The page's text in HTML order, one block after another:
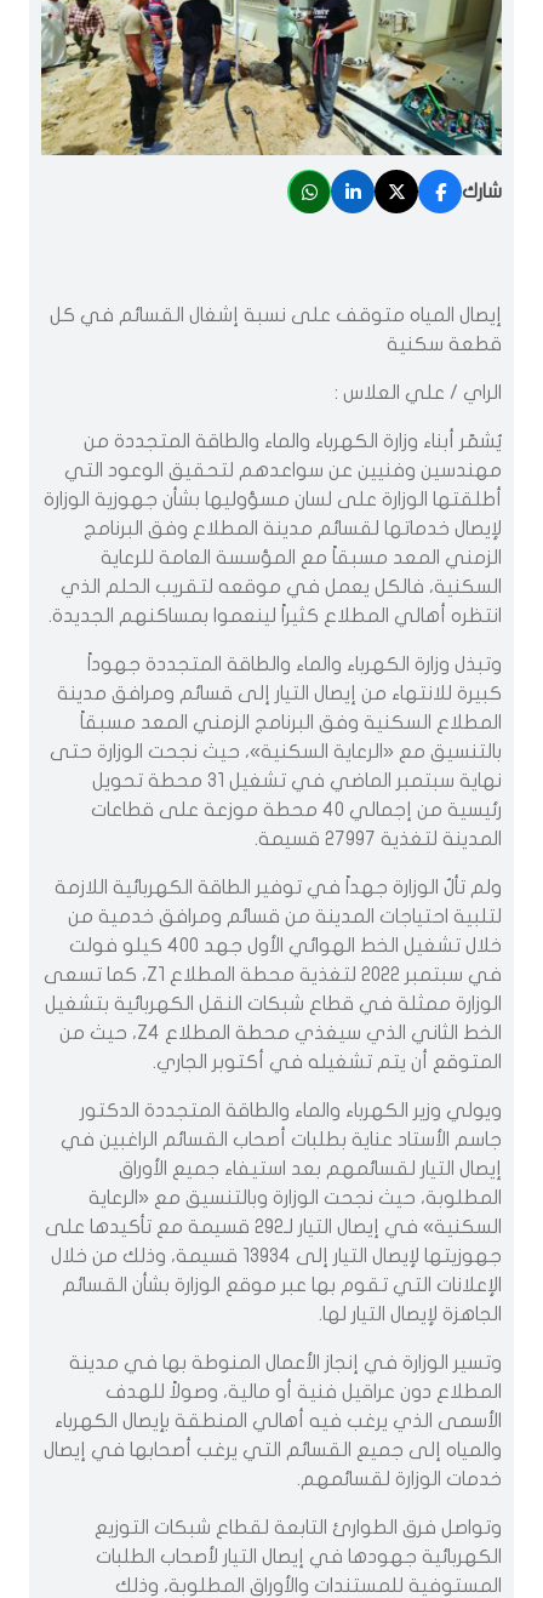
شارك
إيصال المياه متوقف على نسبة إشغال القسائم في كل
قطعة سكنية
الراي / علي العلاس :
يُشمّر أبناء وزارة الكهرباء والماء والطاقة المتجددة من
مهندسين وفنيين عن سواعدهم لتحقيق الوعود التي
أطلقتها الوزارة على لسان مسؤوليها بشأن جهوزية الوزارة
لإيصال خدماتها لقسائم مدينة المطلاع وفق البرنامج
الزمني المعد مسبقاً مع المؤسسة العامة للرعاية
السكنية، فالكل يعمل في موقعه لتقريب الحلم الذي
انتظره أهالي المطلاع كثيراً لينعموا بمساكنهم الجديدة.
وتبذل وزارة الكهرباء والماء والطاقة المتجددة جهوداً
كبيرة للانتهاء من إيصال التيار إلى قسائم ومرافق مدينة
المطلاع السكنية وفق البرنامج الزمني المعد مسبقاً
بالتنسيق مع «الرعاية السكنية»، حيث نجحت الوزارة حتى
نهاية سبتمبر الماضي في تشغيل 31 محطة تحويل
رئيسية من إجمالي 40 محطة موزعة على قطاعات
المدينة لتغذية 27997 قسيمة.
ولم تألُ الوزارة جهداً في توفير الطاقة الكهربائية اللازمة
لتلبية احتياجات المدينة من قسائم ومرافق خدمية من
خلال تشغيل الخط الهوائي الأول جهد 400 كيلو فولت
في سبتمبر 2022 لتغذية محطة المطلاع Z1، كما تسعى
الوزارة ممثلة في قطاع شبكات النقل الكهربائية بتشغيل
الخط الثاني الذي سيغذي محطة المطلاع Z4، حيث من
المتوقع أن يتم تشغيله في أكتوبر الجاري.
ويولي وزير الكهرباء والماء والطاقة المتجددة الدكتور
جاسم الأستاد عناية بطلبات أصحاب القسائم الراغبين في
إيصال التيار لقسائمهم بعد استيفاء جميع الأوراق
المطلوبة، حيث نجحت الوزارة وبالتنسيق مع «الرعاية
السكنية» في إيصال التيار لـ292 قسيمة مع تأكيدها على
جهوزيتها لإيصال التيار إلى 13934 قسيمة، وذلك من خلال
الإعلانات التي تقوم بها عبر موقع الوزارة بشأن القسائم
الجاهزة لإيصال التيار لها.
وتسير الوزارة في إنجاز الأعمال المنوطة بها في مدينة
المطلاع دون عراقيل فنية أو مالية، وصولاً للهدف
الأسمى الذي يرغب فيه أهالي المنطقة بإيصال الكهرباء
والمياه إلى جميع القسائم التي يرغب أصحابها في إيصال
خدمات الوزارة لقسائمهم.
وتواصل فرق الطوارئ التابعة لقطاع شبكات التوزيع
الكهربائية جهودها في إيصال التيار لأصحاب الطلبات
المستوفية للمستندات والأوراق المطلوبة، وذلك